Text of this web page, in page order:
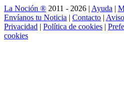
La Noción ® 2011 - 2026 | Ayuda |
Envíanos tu Noticia | Contacto |
Privacidad | Política de cookies |
cookies